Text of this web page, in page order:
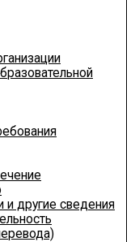
и другие сведения